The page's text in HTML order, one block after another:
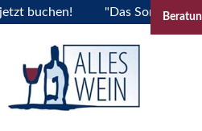
"Das Sommerfest